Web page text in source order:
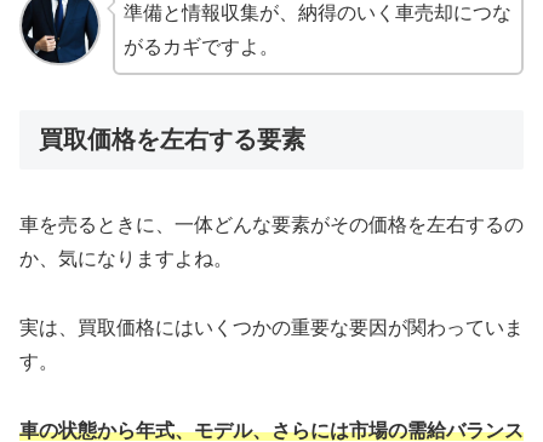
準備と情報収集が、納得のいく車売却につな
がるカギですよ。
買取価格を左右する要素
車を売るときに、一体どんな要素がその価格を左右するの
か、気になりますよね。
実は、買取価格にはいくつかの重要な要因が関わっていま
す。
車の状態から年式、モデル、さらには市場の需給バランス